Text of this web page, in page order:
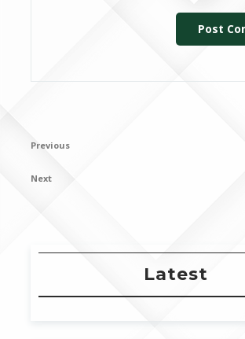
Post
Previous
Previous
Next
Next
Latest